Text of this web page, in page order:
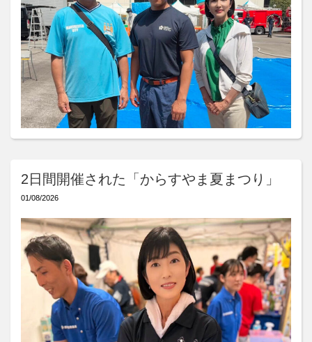
2日間開催された「からすやま夏まつり」
01/08/2026